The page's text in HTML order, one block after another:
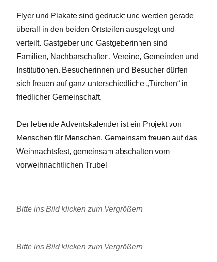
Flyer und Plakate sind gedruckt und werden gerade
überall in den beiden Ortsteilen ausgelegt und
verteilt. Gastgeber und Gastgeberinnen sind
Familien, Nachbarschaften, Vereine, Gemeinden und
Institutionen. Besucherinnen und Besucher dürfen
sich freuen auf ganz unterschiedliche „Türchen“ in
friedlicher Gemeinschaft.
Der lebende Adventskalender ist ein Projekt von
Menschen für Menschen. Gemeinsam freuen auf das
Weihnachtsfest, gemeinsam abschalten vom
vorweihnachtlichen Trubel.
Bitte ins Bild klicken zum Vergrößern
Bitte ins Bild klicken zum Vergrößern